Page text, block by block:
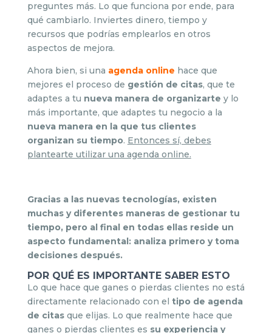
preguntes más. Lo que funciona por ende, para
qué cambiarlo. Inviertes dinero, tiempo y
recursos que podrías emplearlos en otros
aspectos de mejora.
Ahora bien, si una agenda online hace que
mejores el proceso de gestión de citas, que te
adaptes a tu nueva manera de organizarte y lo
más importante, que adaptes tu negocio a la
nueva manera en la que tus clientes
organizan su tiempo. Entonces sí, debes
plantearte utilizar una agenda online.
Gracias a las nuevas tecnologías, existen
muchas y diferentes maneras de gestionar tu
tiempo, pero al final en todas ellas reside un
aspecto fundamental: analiza primero y toma
decisiones después.
POR QUÉ ES IMPORTANTE SABER ESTO
Lo que hace que ganes o pierdas clientes no está
directamente relacionado con el tipo de agenda
de citasque elijas. Lo que realmente hace que
ganes o pierdas clientes es su experiencia y